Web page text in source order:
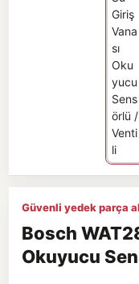
Güvenli yedek parça
Bosch
Okuyucu